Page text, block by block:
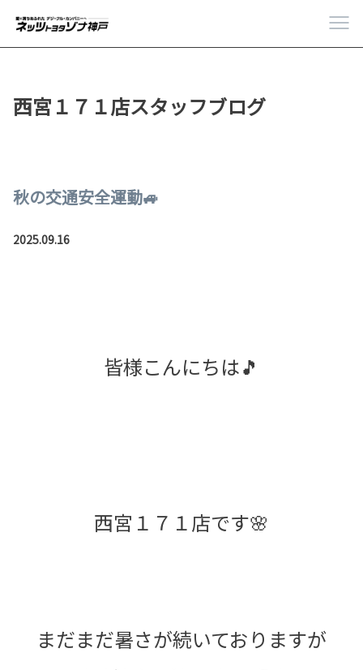
西宮１７１店スタッフブログ
秋の交通安全運動🚙
2025.09.16
皆様こんにちは🎵
西宮１７１店です🌸
まだまだ暑さが続いておりますが